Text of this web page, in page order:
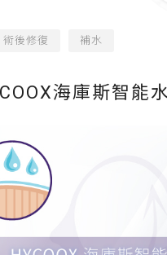
術後修復 補水
海庫斯智能